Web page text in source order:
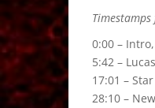
0:00 –
5:42 –
17:01 –
28:10 –